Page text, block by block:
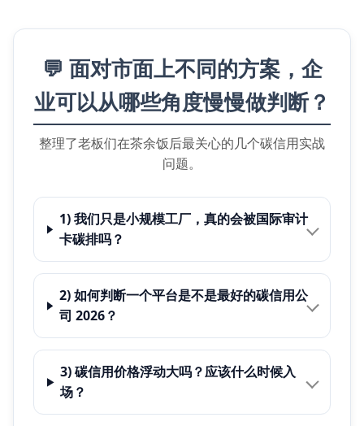
💬 面对市面上不同的方案，企
业可以从哪些角度慢慢做判断？
整理了老板们在茶余饭后最关心的几个碳信用实战
问题。
1) 我们只是小规模工厂，真的会被国际审计
卡碳排吗？
2) 如何判断一个平台是不是最好的碳信用公
司 2026？
3) 碳信用价格浮动大吗？应该什么时候入
场？